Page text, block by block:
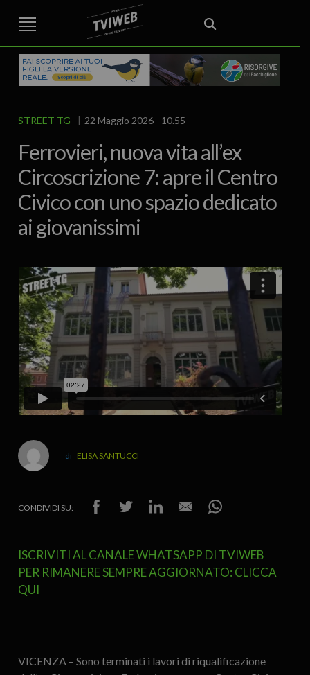
STREET TG CRONACA VENETO
VICENZA E PROVINCIA
AREA BERICA
ECONOMIA ATTUALITA’ POLITICA
EDITORIALE ITALIA E MONDO CURIOSITÀ – LIFESTYLE
CULTURA ARTE
SPORT
IL GRAFFIO FOOD & DRINK FUORIPORTA EROTICO VICENTINO
STREET TG 22 Maggio 2026 - 10.55
Ferrovieri, nuova vita all’ex
Circoscrizione 7: apre il Centro
Civico con uno spazio dedicato
ai giovanissimi
ELISA SANTUCCI
CONDIVIDI SU:
ISCRIVITI AL CANALE WHATSAPP DI TVIWEB
PER RIMANERE SEMPRE AGGIORNATO: CLICCA
QUI
VICENZA – Sono terminati i lavori di riqualificazione